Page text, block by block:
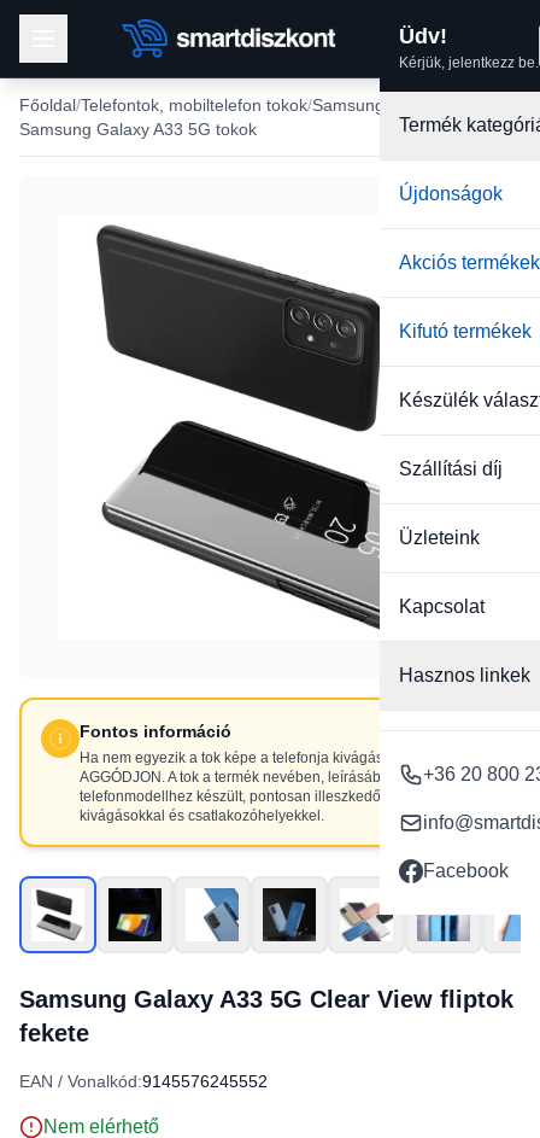
Üdv!
Kérjük, jelentkezz be.
Termék
Újdonságok
Akciós termékek
Kifutó termékek
Készülék
Szállítási díj
Üzleteink
Kapcsolat
Hasznos linkek
+36 20 800
Facebook
Főoldal Telefontok, mobiltelefon tokok Samsung tokok
Samsung Galaxy A33 5G tokok
Fontos információ
Ha nem egyezik a tok képe a telefonja kivágásaival, NE
AGGÓDJON. A tok a termék nevében, leírásában szereplő
telefonmodellhez készült, pontosan illeszkedő
kivágásokkal és csatlakozóhelyekkel.
Samsung Galaxy A33 5G Clear View fliptok
fekete
EAN / Vonalkód:9145576245552
Nem elérhető